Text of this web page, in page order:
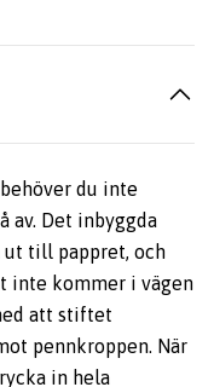
du inte
av. Det inbyggda
till pappret, och
inte kommer i vägen
att stiftet
pennkroppen. När
in hela